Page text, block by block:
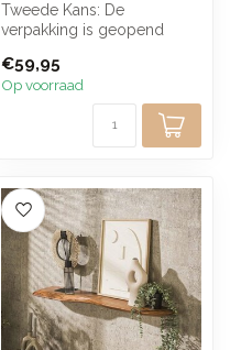
Tweede Kans: De
verpakking is geopend
kunnen enkele licht...
€59,95
Op voorraad